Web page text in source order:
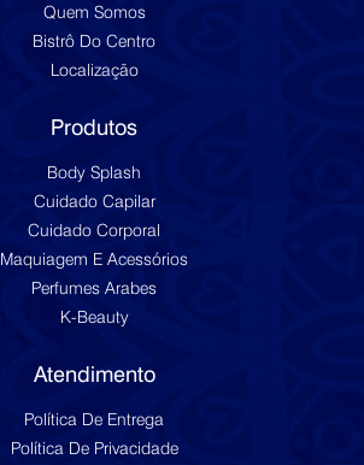
Quem Somos
Bistrô Do Centro
Localização
Produtos
Body Splash
Cuidado Capilar
Cuidado Corporal
Maquiagem E Acessórios
Perfumes Arabes
K-Beauty
Atendimento
Política De Entrega
Política De Privacidade